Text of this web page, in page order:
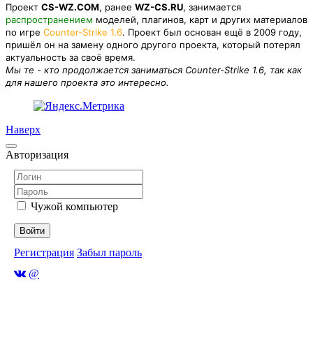
Проект CS-WZ.COM, ранее WZ-CS.RU, занимается
распространением моделей, плагинов, карт и других материалов
по игре Counter-Strike 1.6. Проект был основан ещё в 2009 году,
пришёл он на замену одного другого проекта, который потерял
актуальность за своё время.
Мы те - кто продолжается заниматься Counter-Strike 1.6, так как
для нашего проекта это интересно.
Наверх
Авторизация
Чужой компьютер
Войти
Регистрация Забыл пароль
@